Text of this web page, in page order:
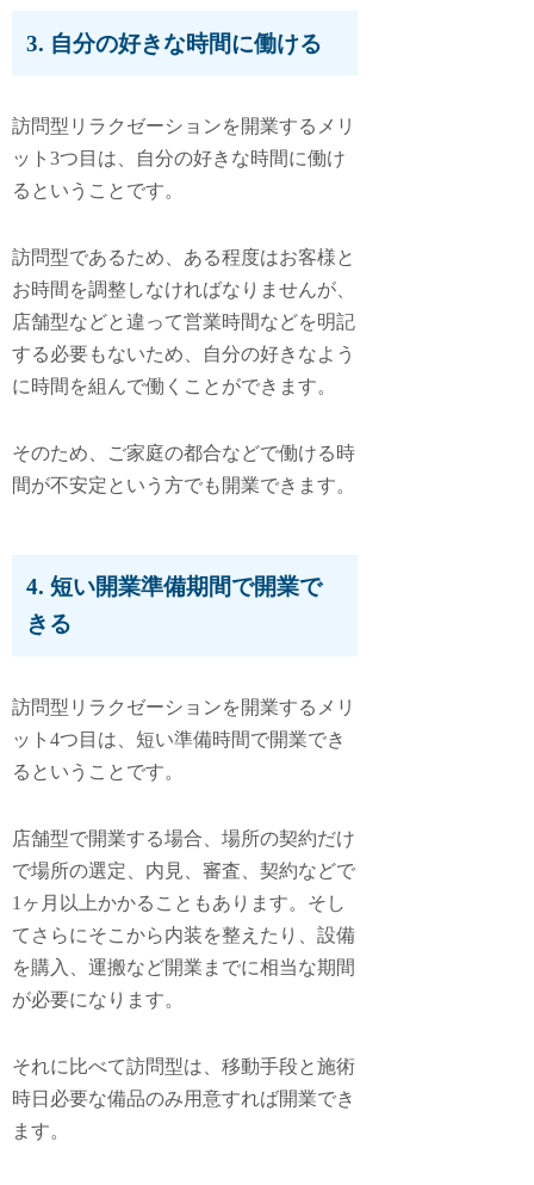
3. 自分の好きな時間に働ける
訪問型リラクゼーションを開業するメリ
ット3つ目は、
自分の好きな時間に働け
る ということです。
訪問型であるため、ある程度はお客様と
お時間を調整しなければなりませんが、
店舗型などと違って営業時間などを明記
する必要もないため、自分の好きなよう
に時間を組んで働くことができます。
そのため、ご家庭の都合などで働ける時
間が不安定という方でも開業できます。
4. 短い開業準備期間で開業で
きる
訪問型リラクゼーションを開業するメリ
ット4つ目は、短い準備時間で開業でき
る ということです。
店舗型で開業する場合、場所の契約だけ
で場所の選定、内見、審査、契約などで
1ヶ月以上かかることもあります。そし
てさらにそこから内装を整えたり、設備
を購入、運搬など開業までに相当な期間
が必要になります。
それに比べて訪問型は、移動手段と施術
時日必要な備品のみ用意すれば開業でき
ます。